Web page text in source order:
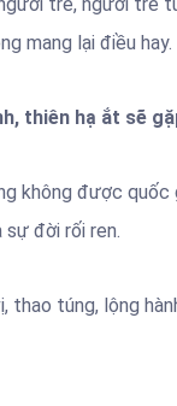
mang lại điều hay.
thiên hạ ắt sẽ
không được quốc
đời rối ren.
túng, lộng